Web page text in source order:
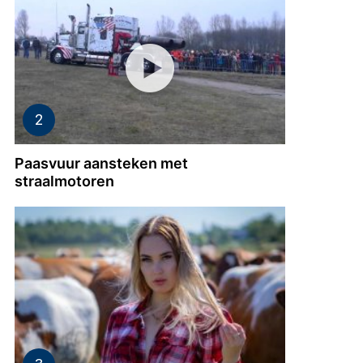
Paasvuur aansteken met
straalmotoren